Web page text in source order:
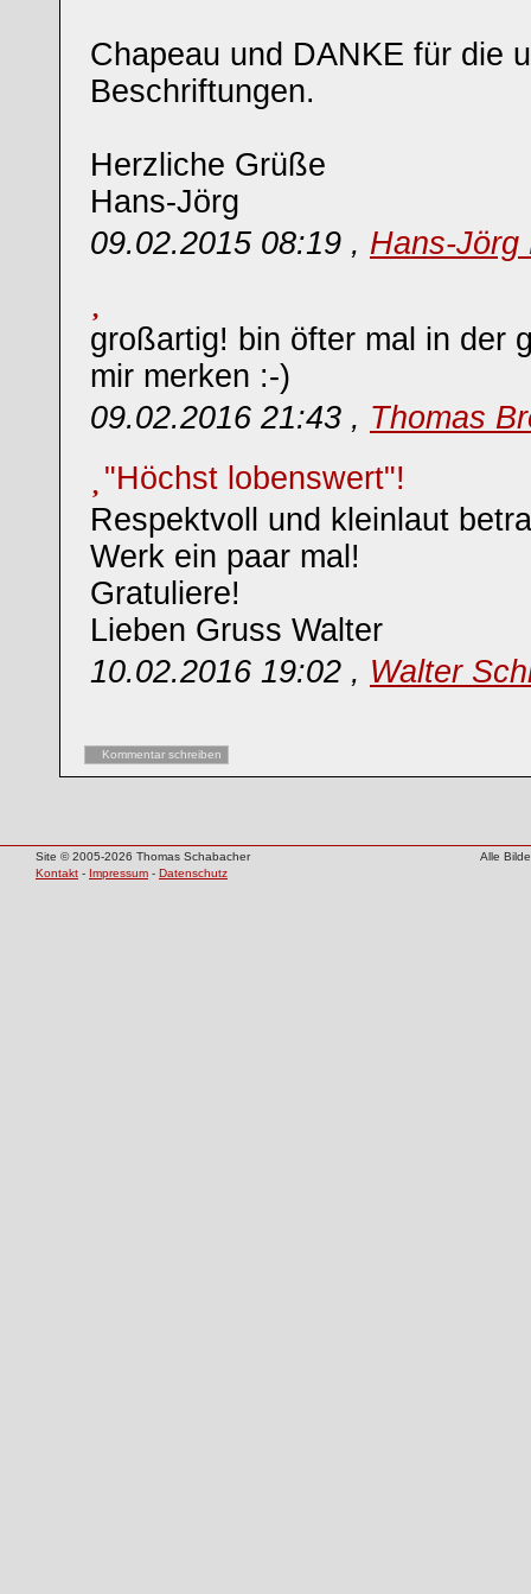
Chapeau und DANKE für die
Beschriftungen.
Herzliche Grüße
Hans-Jörg
09.02.2015 08:19 , Hans-Jörg
großartig! bin öfter mal in der
mir merken :-)
09.02.2016 21:43 , Thomas
"Höchst lobenswert"!
Respektvoll und kleinlaut
Werk ein paar mal!
Gratuliere!
Lieben Gruss Walter
10.02.2016 19:02 , Walter
Kommentar schreiben
Site © 2005-2026 Thomas Schabacher
Alle
Kontakt - Impressum - Datenschutz